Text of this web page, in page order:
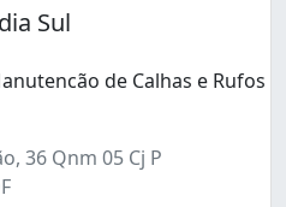
Sul
de Calhas e Rufos
36 Qnm 05 Cj P